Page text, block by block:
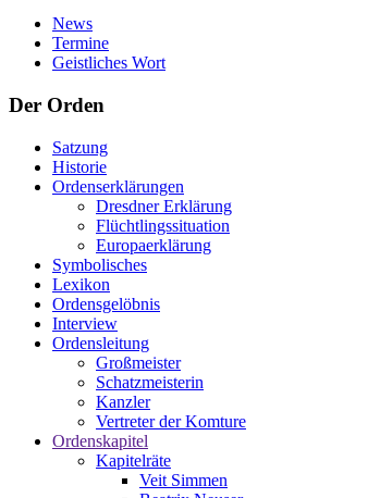
News
Termine
Geistliches Wort
Der Orden
Satzung
Historie
Ordenserklärungen
Dresdner Erklärung
Flüchtlingssituation
Europaerklärung
Symbolisches
Lexikon
Ordensgelöbnis
Interview
Ordensleitung
Großmeister
Schatzmeisterin
Kanzler
Vertreter der Komture
Ordenskapitel
Kapitelräte
Veit Simmen